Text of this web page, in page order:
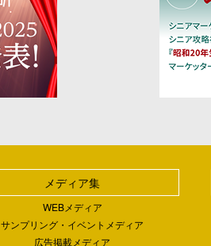
メディア集
WEBメディア
サンプリング・イベントメディア
広告掲載メディア